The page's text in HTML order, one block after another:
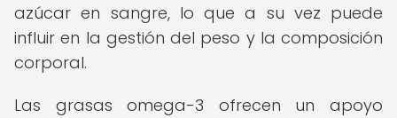
azúcar en sangre, lo que a su vez puede
influir en la gestión del peso y la composición
corporal.
Las grasas omega-3 ofrecen un apoyo